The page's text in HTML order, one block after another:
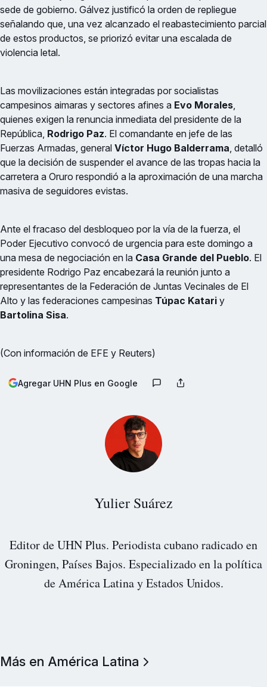
sede de gobierno. Gálvez justificó la orden de repliegue
señalando que, una vez alcanzado el reabastecimiento parcial
de estos productos, se priorizó evitar una escalada de
violencia letal.
Las movilizaciones están integradas por socialistas
campesinos aimaras y sectores afines a Evo Morales,
quienes exigen la renuncia inmediata del presidente de la
República, Rodrigo Paz. El comandante en jefe de las
Fuerzas Armadas, general Víctor Hugo Balderrama, detalló
que la decisión de suspender el avance de las tropas hacia la
carretera a Oruro respondió a la aproximación de una marcha
masiva de seguidores evistas.
Ante el fracaso del desbloqueo por la vía de la fuerza, el
Poder Ejecutivo convocó de urgencia para este domingo a
una mesa de negociación en la Casa Grande del Pueblo. El
presidente Rodrigo Paz encabezará la reunión junto a
representantes de la Federación de Juntas Vecinales de El
Alto y las federaciones campesinas Túpac Katari y
Bartolina Sisa.
(Con información de EFE y Reuters)
Agregar UHN Plus en Google
Yulier Suárez
Editor de UHN Plus. Periodista cubano radicado en
Groningen, Países Bajos. Especializado en la política
de América Latina y Estados Unidos.
Más en América Latina